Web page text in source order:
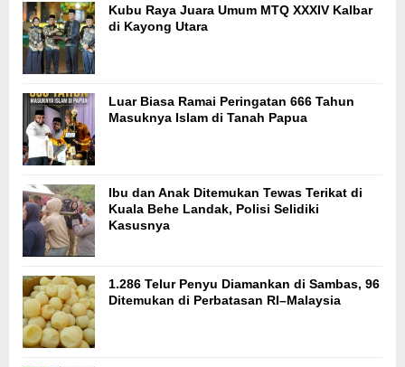
Kubu Raya Juara Umum MTQ XXXIV Kalbar
di Kayong Utara
Luar Biasa Ramai Peringatan 666 Tahun
Masuknya Islam di Tanah Papua
Ibu dan Anak Ditemukan Tewas Terikat di
Kuala Behe Landak, Polisi Selidiki
Kasusnya
1.286 Telur Penyu Diamankan di Sambas, 96
Ditemukan di Perbatasan RI–Malaysia